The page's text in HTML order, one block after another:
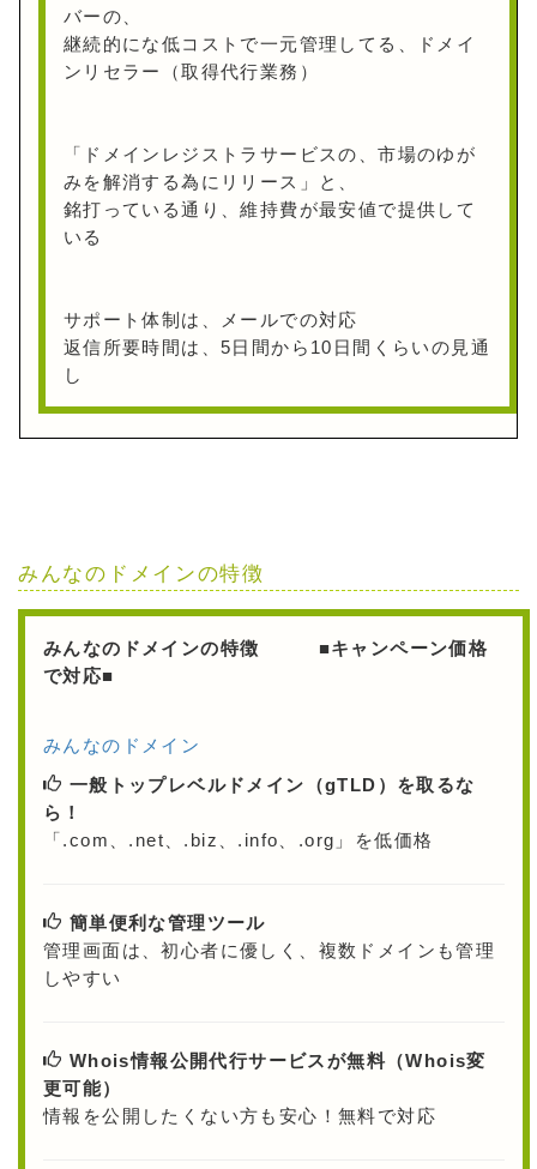
バーの、
継続的にな低コストで一元管理してる、ドメイ
ンリセラー（取得代行業務）
「ドメインレジストラサービスの、市場のゆが
みを解消する為にリリース」と、
銘打っている通り、維持費が最安値で提供して
いる
サポート体制は、メールでの対応
返信所要時間は、5日間から10日間くらいの見通
し
みんなのドメインの特徴
みんなのドメインの特徴 ■キャンペーン価格
で対応■
みんなのドメイン
一般トップレベルドメイン（gTLD）を取るな
ら！
「.com、.net、.biz、.info、.org」を低価格
簡単便利な管理ツール
管理画面は、初心者に優しく、複数ドメインも管理
しやすい
Whois情報公開代行サービスが無料（Whois変
更可能）
情報を公開したくない方も安心！無料で対応